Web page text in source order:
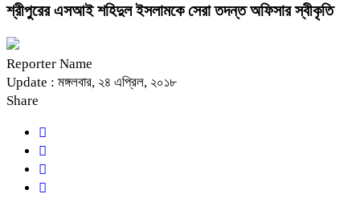
শ্রীপুরের এসআই শহিদুল ইসলামকে সেরা তদন্ত অফিসার স্বীকৃতি
Reporter Name
Update : মঙ্গলবার, ২৪ এপ্রিল, ২০১৮
Share